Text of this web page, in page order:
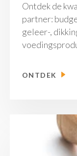
Ontdek de
partner:
geleer-,
ONTDEK